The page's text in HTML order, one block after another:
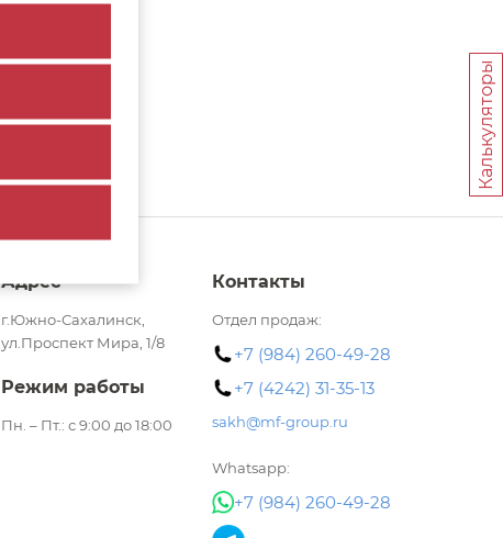
Калькуляторы
Адрес
г.Южно-Сахалинск,
ул.Проспект Мира, 1/8​
Режим работы
Пн. – Пт.: с 9:00 до 18:00
Контакты
Отдел продаж:
+7 (984) 260-49-28
+7 (4242) 31-35-13
sakh@mf-group.ru
Whatsapp:
+7 (984) 260-49-28